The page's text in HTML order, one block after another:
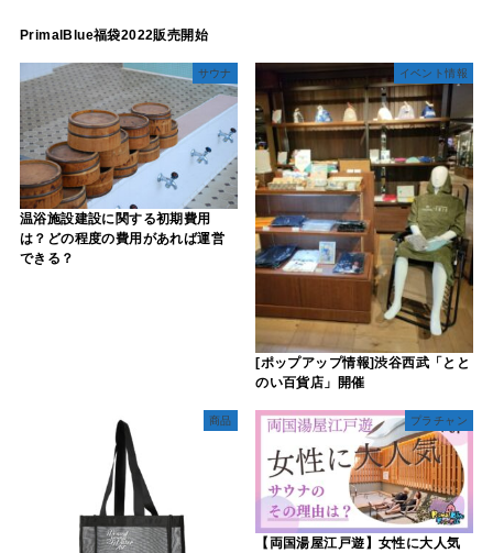
PrimalBlue福袋2022販売開始
サウナ
温浴施設建設に関する初期費用
は？どの程度の費用があれば運営
できる？
イベント情報
[ポップアップ情報]渋谷西武「とと
のい百貨店」開催
商品 プラチャン
【両国湯屋江戸遊】女性に大人気